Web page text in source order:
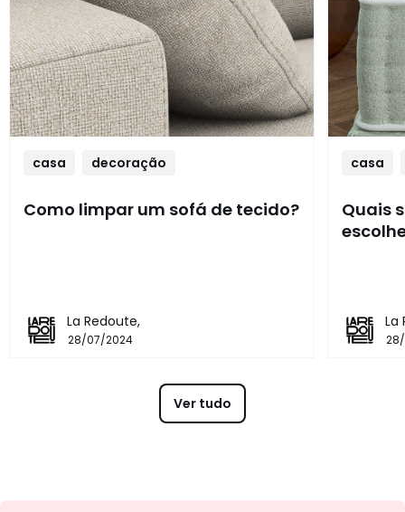
casa decoração
Como limpar um sofá de tecido?
La Redoute,
28/07/2024
casa
Quais
La
Ver tudo